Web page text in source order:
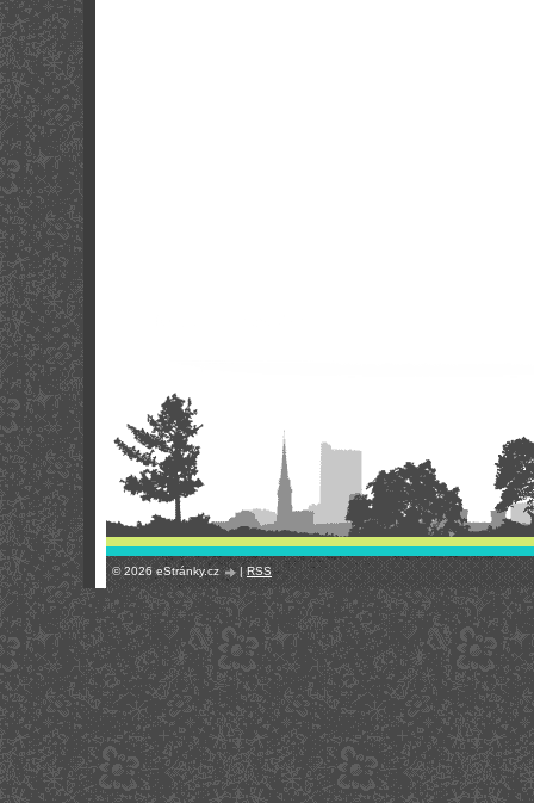
© 2026 eStránky.cz |RSS